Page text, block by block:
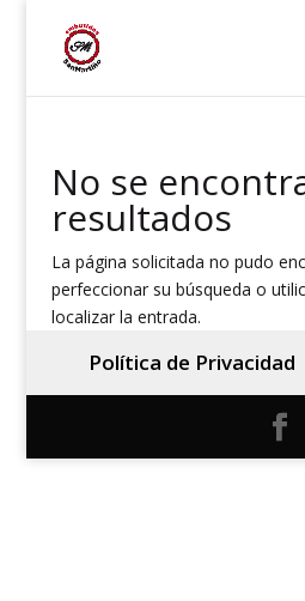
No se
resultados
La página solicitada no pudo
perfeccionar su búsqueda o
localizar la entrada.
Política de Privacidad